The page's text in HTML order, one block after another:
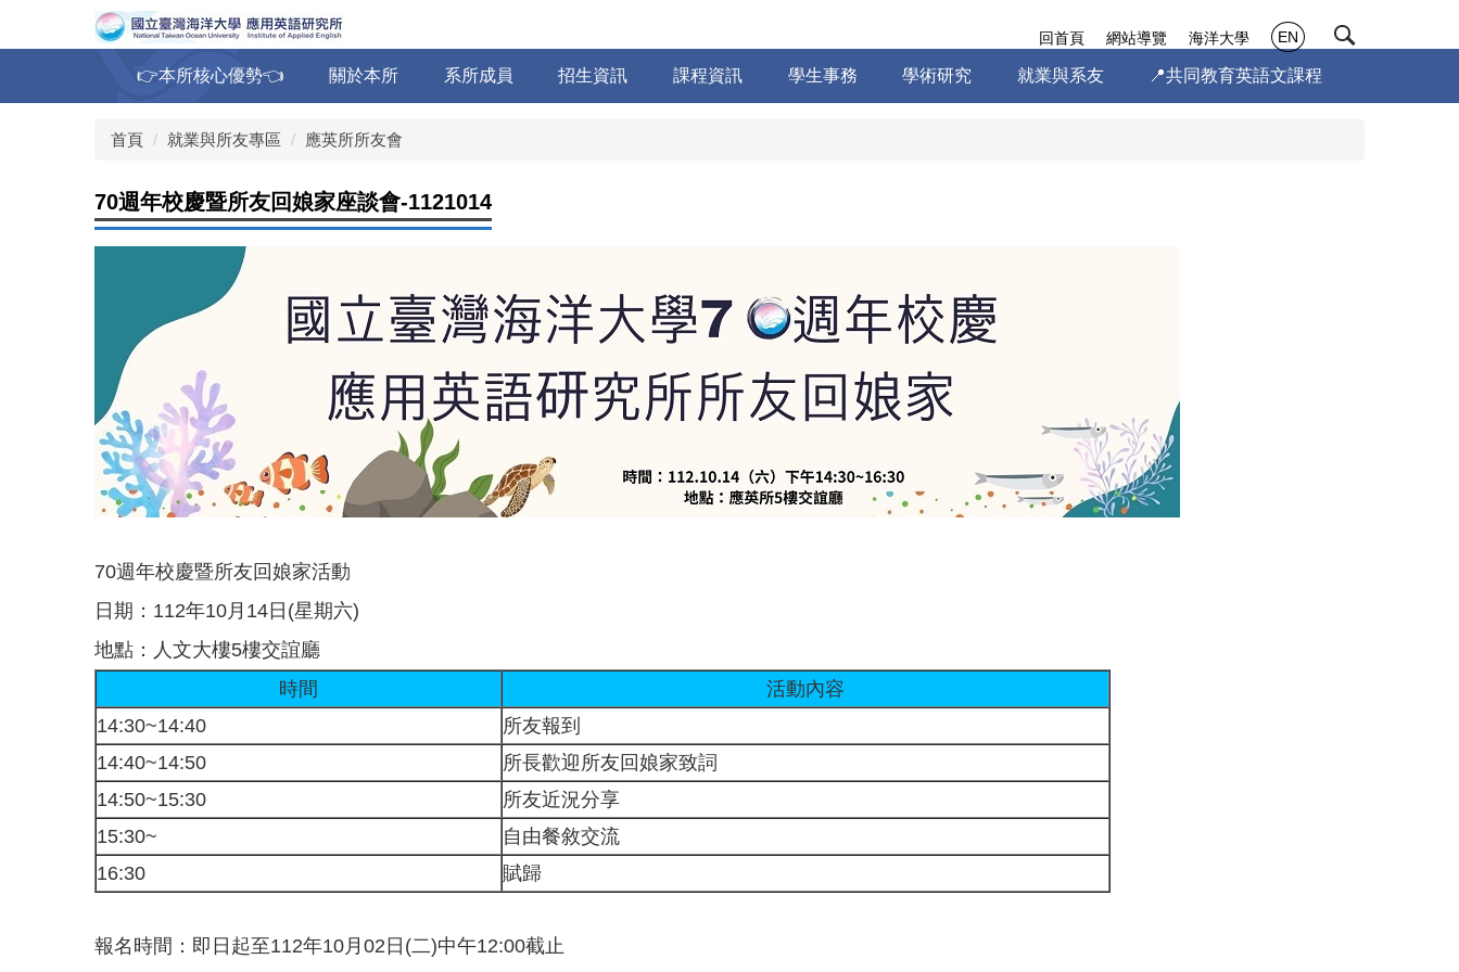
👉本所核心優勢👈 關於本所 系所成員 招生資訊 課程資訊 學生事務 學術研究 就業與系友 📍共同教育英語文課程
回首頁 網站導覽 海洋大學 EN
首頁 就業與所友專區 應英所所友會
70週年校慶暨所友回娘家座談會-1121014
70週年校慶暨所友回娘家活動
日期：112年10月14日(星期六)
地點：人文大樓5樓交誼廳
時間
活動內容
14:30~14:40
所友報到
14:40~14:50
所長歡迎所友回娘家致詞
14:50~15:30
所友近況分享
15:30~
自由餐敘交流
16:30
賦歸
報名時間：即日起至112年10月02日(二)中午12:00截止